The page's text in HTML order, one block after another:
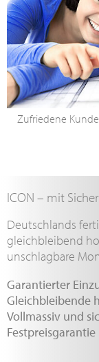
Zufriedene
ICON – mit
Deutschlands
gleichbleibend
unschlagbare
Garantierter
Gleichbleibende
Vollmassiv und
Festpreisgarantie